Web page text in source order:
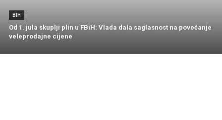
BIH
Od 1. jula skuplji plin u FBiH: Vlada dala saglasnost na povećanje
veleprodajne cijene